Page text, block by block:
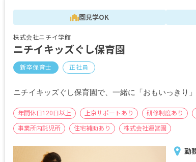
※評
園見学OK
株式会社ニチイ学館
ニチイキッズぐし保育園
新卒保育士 正社員
ニチイキッズぐし保育園で、一緒に「おもいっきり
年間休日120日以上 上京サポートあり 研修制度あり
事業所内託児所 住宅補助あり 株式会社運営園
勤